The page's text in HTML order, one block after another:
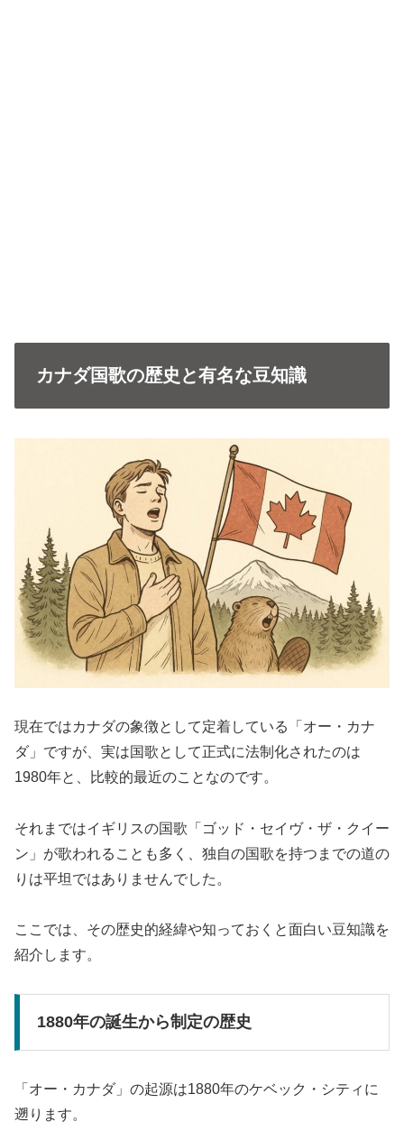
カナダ国歌の歴史と有名な豆知識
現在ではカナダの象徴として定着している「オー・カナ
ダ」ですが、実は国歌として正式に法制化されたのは
1980年と、比較的最近のことなのです。
それまではイギリスの国歌「ゴッド・セイヴ・ザ・クイー
ン」が歌われることも多く、独自の国歌を持つまでの道の
りは平坦ではありませんでした。
ここでは、その歴史的経緯や知っておくと面白い豆知識を
紹介します。
1880年の誕生から制定の歴史
「オー・カナダ」の起源は1880年のケベック・シティに
遡ります。